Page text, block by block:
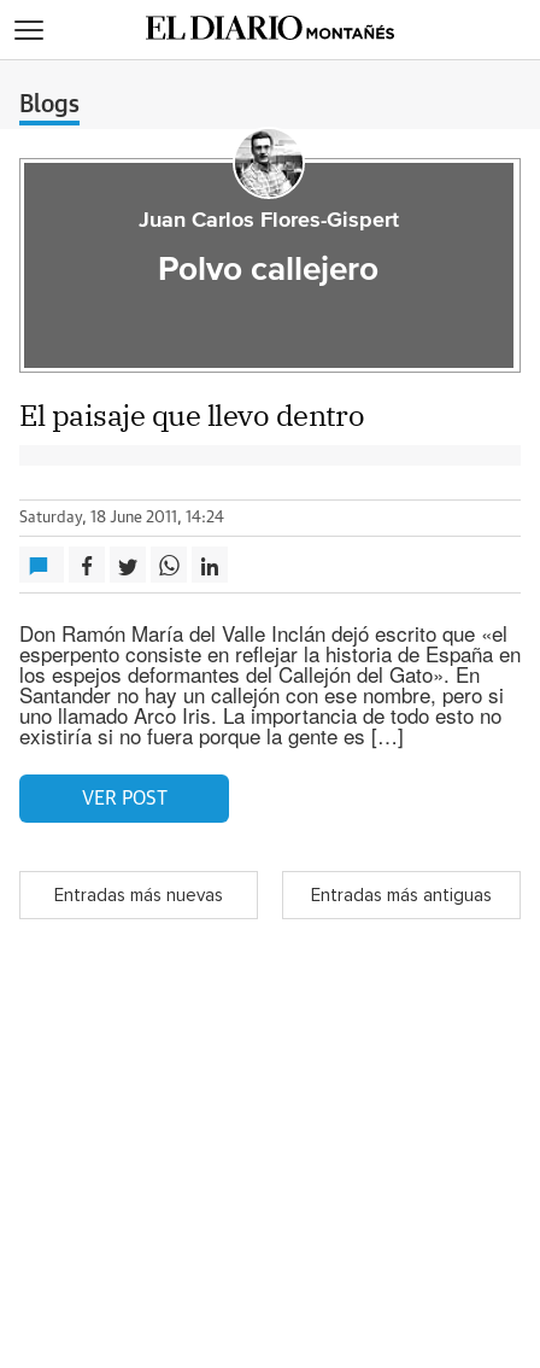
Blogs
Juan Carlos Flores-Gispert
Polvo callejero
El paisaje que llevo dentro
Saturday, 18 June 2011, 14:24
Don Ramón María del Valle Inclán dejó escrito que «el
esperpento consiste en reflejar la historia de España en
los espejos deformantes del Callejón del Gato». En
Santander no hay un callejón con ese nombre, pero si
uno llamado Arco Iris. La importancia de todo esto no
existiría si no fuera porque la gente es […]
VER POST
Entradas más nuevas Entradas más antiguas